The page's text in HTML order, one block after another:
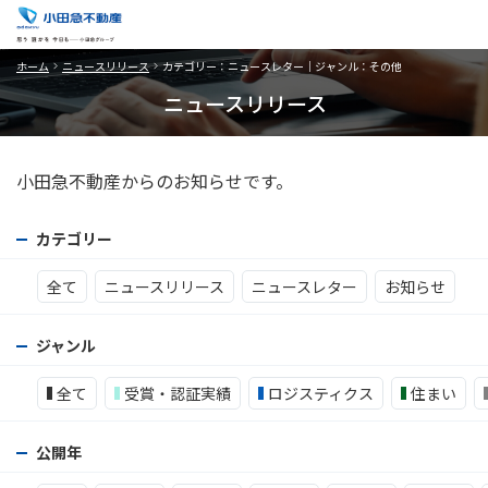
ホーム ニュースリリース カテゴリー：ニュースレター｜ジャンル：その他
ニュースリリース
小田急不動産からのお知らせです。
カテゴリー
全て ニュースリリース ニュースレター お知らせ
ジャンル
全て 受賞・認証実績 ロジスティクス 住まい
公開年